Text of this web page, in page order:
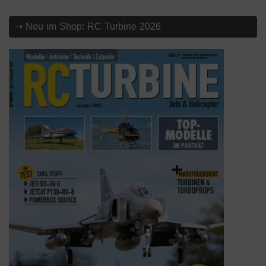
⇢ Neu im Shop: RC Turbine 2026